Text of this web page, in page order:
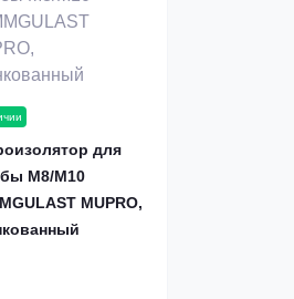
для
М8/М10
MUPRO,